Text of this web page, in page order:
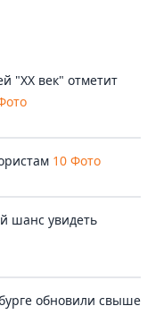
"ХХ век" отметит
10 Фото
шанс увидеть
обновили свыше